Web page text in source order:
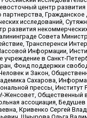
центр развития
партнерства, Гражданское
исследований,
некоммерческих
Совета
Трансперенси
Информации,
учреждение в Санкт-
Фонд поддержки
и Закон,
Сахарова,
прессы, Институт
Женсовет, Общественный
ассоциация,
Кривенко Сергей